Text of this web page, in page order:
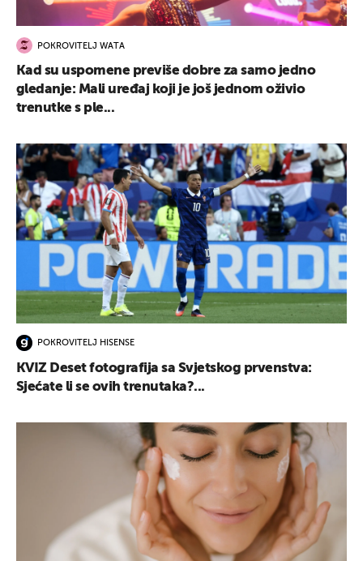
POKROVITELJ WATA
Kad su uspomene previše dobre za samo jedno
gledanje: Mali uređaj koji je još jednom oživio
trenutke s ple...
POKROVITELJ HISENSE
KVIZ Deset fotografija sa Svjetskog prvenstva:
Sjećate li se ovih trenutaka?...